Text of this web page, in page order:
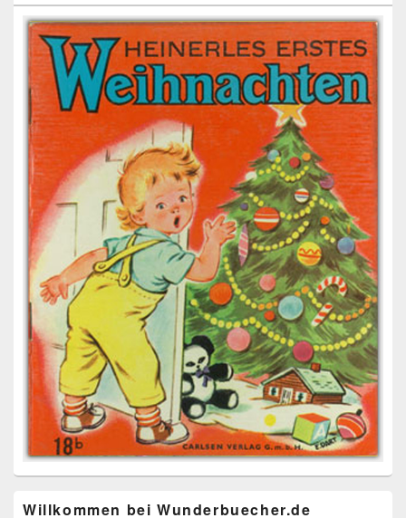
Willkommen bei Wunderbuecher.de